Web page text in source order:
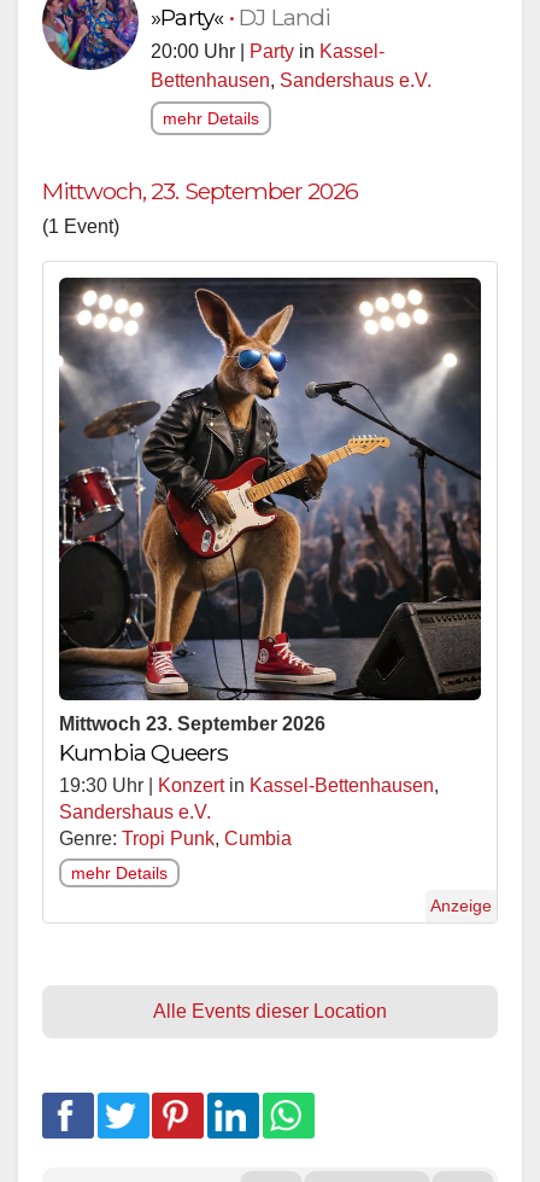
»Party« • DJ Landi
20:00 Uhr | Party in Kassel-
Bettenhausen, Sandershaus e.V.
mehr Details
Mittwoch, 23. September 2026
(1 Event)
Mittwoch 23. September 2026
Kumbia Queers
19:30 Uhr | Konzertin Kassel-Bettenhausen,
Sandershaus e.V.
Genre: Tropi Punk, Cumbia
mehr Details
Anzeige
Alle Events dieser Location